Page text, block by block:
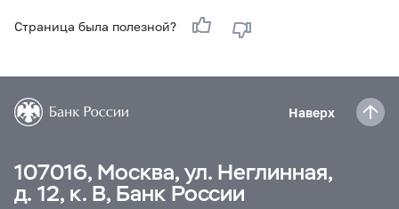
Страница была полезной?
Наверх
107016, Москва, ул. Неглинная,
д. 12, к. В, Банк России